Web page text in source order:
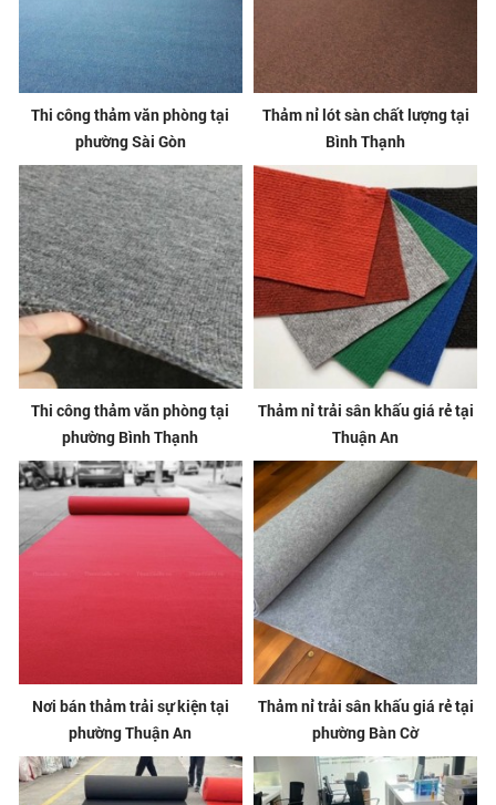
Thi công thảm văn phòng tại
phường Sài Gòn
Thảm nỉ lót sàn chất lượng tại
Bình Thạnh
Thi công thảm văn phòng tại
phường Bình Thạnh
Thảm nỉ trải sân khấu giá rẻ tại
Thuận An
Nơi bán thảm trải sự kiện tại
phường Thuận An
Thảm nỉ trải sân khấu giá rẻ tại
phường Bàn Cờ